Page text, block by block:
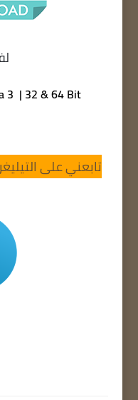
WinRAR 6.10 Beta 3 | 32 & 64 Bit |كامل |
تابعني على